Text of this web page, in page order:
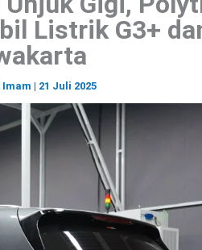
Listrik G3+
| 21 Juli 2025